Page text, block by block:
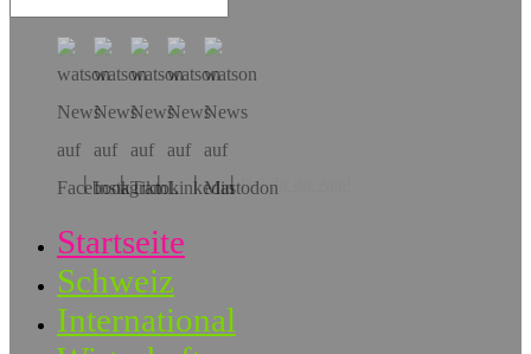
Hol dir die App!
Startseite
Schweiz
International